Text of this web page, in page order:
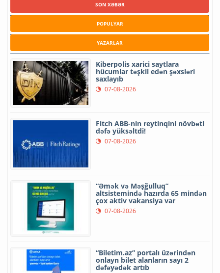
SON XƏBƏR
POPULYAR
YAZARLAR
Kiberpolis xarici saytlara
hücumlar təşkil edən şəxsləri
saxlayıb
07-08-2026
Fitch ABB-nin reytinqini növbəti
dəfə yüksəltdi!
07-08-2026
“Əmək və Məşğulluq”
altsistemində hazırda 65 mindən
çox aktiv vakansiya var
07-08-2026
“Biletim.az” portalı üzərindən
onlayn bilet alanların sayı 2
dəfəyədək artıb